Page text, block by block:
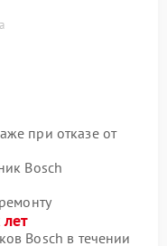
при отказе от
Bosch
Bosch в течении